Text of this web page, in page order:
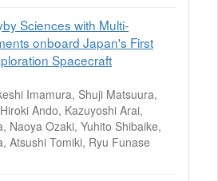
Sciences with Multi-
onboard Japan's First
Spacecraft
Imamura, Shuji Matsuura,
Ando, Kazuyoshi Arai,
Naoya Ozaki, Yuhito Shibaike,
Atsushi Tomiki, Ryu Funase